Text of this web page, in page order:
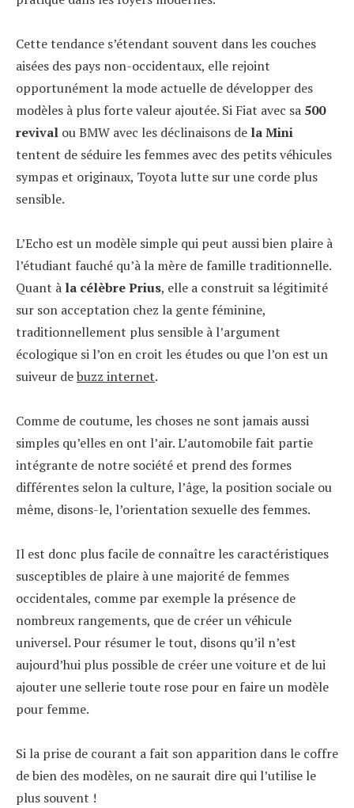
Cette tendance s’étendant souvent dans les couches
aisées des pays non-occidentaux, elle rejoint
opportunément la mode actuelle de développer des
modèles à plus forte valeur ajoutée. Si Fiat avec sa 500
revival ou BMW avec les déclinaisons de la Mini
tentent de séduire les femmes avec des petits véhicules
sympas et originaux, Toyota lutte sur une corde plus
sensible.
L’Echo est un modèle simple qui peut aussi bien plaire à
l’étudiant fauché qu’à la mère de famille traditionnelle.
Quant à la célèbre Prius, elle a construit sa légitimité
sur son acceptation chez la gente féminine,
traditionnellement plus sensible à l’argument
écologique si l’on en croit les études ou que l’on est un
suiveur debuzz internet.
Comme de coutume, les choses ne sont jamais aussi
simples qu’elles en ont l’air. L’automobile fait partie
intégrante de notre société et prend des formes
différentes selon la culture, l’âge, la position sociale ou
même, disons-le, l’orientation sexuelle des femmes.
Il est donc plus facile de connaître les caractéristiques
susceptibles de plaire à une majorité de femmes
occidentales, comme par exemple la présence de
nombreux rangements, que de créer un véhicule
universel. Pour résumer le tout, disons qu’il n’est
aujourd’hui plus possible de créer une voiture et de lui
ajouter une sellerie toute rose pour en faire un modèle
pour femme.
Si la prise de courant a fait son apparition dans le coffre
de bien des modèles, on ne saurait dire qui l’utilise le
plus souvent !